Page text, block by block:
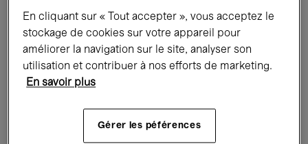
Expositions Films Performances
Rencontres & Débats Jazz
Musique électronique
En cliquant sur « Tout accepter », vous acceptez le
stockage de cookies sur votre appareil pour
améliorer la navigation sur le site, analyser son
utilisation et contribuer à nos efforts de marketing.
En savoir plus
Gérer les péférences